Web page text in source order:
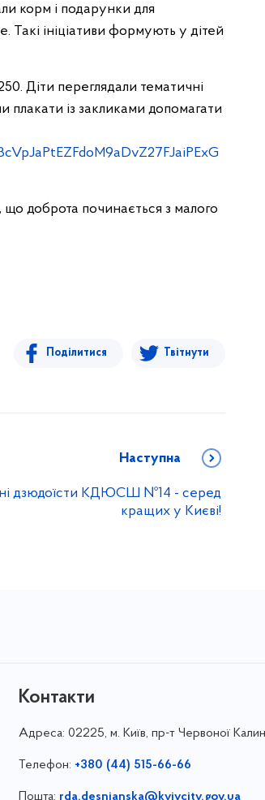
корм і подарунки для
Такі ініціативи формують у дітей
Діти переглядали тематичні
плакати із закликами допомагати
доброта починається з малого
Поділитися Твітнути
Наступна
дзюдоїсти КДЮСШ №14 - серед
кращих у Києві!
Контакти
Адреса: 02225, м. Київ, пр-т Червоної
Телефон: +380 (44) 515-66-66
Пошта: rda.desnianska@kyivcity.gov.ua